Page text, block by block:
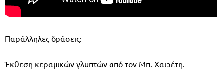
Παράλληλες δράσεις:
Έκθεση κεραμικών γλυπτών από τον Μπ. Χαιρέτη.